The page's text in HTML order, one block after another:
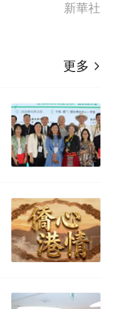
新華社
更多 